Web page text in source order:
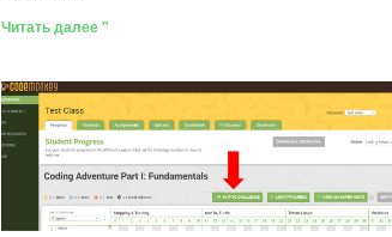
Читать далее "